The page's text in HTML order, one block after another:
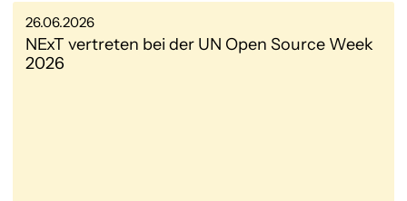
26.06.2026
NExT vertreten bei der UN Open Source Week
2026